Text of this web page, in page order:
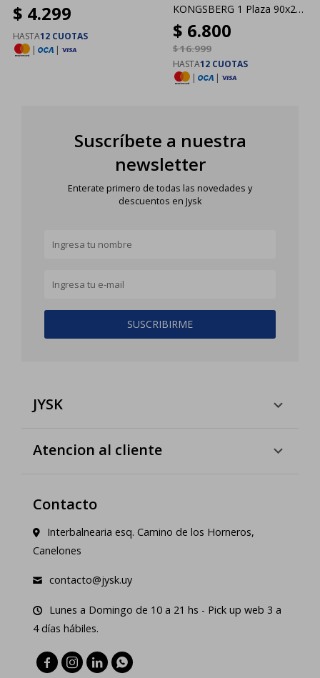
$ 4.299
HASTA12 CUOTAS
|
|
KONGSBERG 1 Plaza 90x200
gris
$ 6.800
$16.999
HASTA12 CUOTAS
|
|
Suscríbete a nuestra
newsletter
Enterate primero de todas las novedades y
descuentos en Jysk
SUSCRIBIRME
JYSK
Atencion al cliente
Contacto
Interbalnearia esq. Camino de los Horneros,
Canelones
contacto@jysk.uy
Lunes a Domingo de 10 a 21 hs - Pick up web 3 a
4 días hábiles.
   